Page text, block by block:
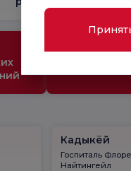
Кадыкёй
Госпиталь
Найтингейл